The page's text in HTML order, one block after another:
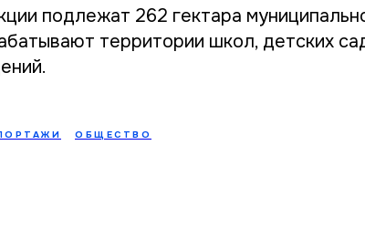
подлежат 262 гектара
территории школ, детских
ОБЩЕСТВО